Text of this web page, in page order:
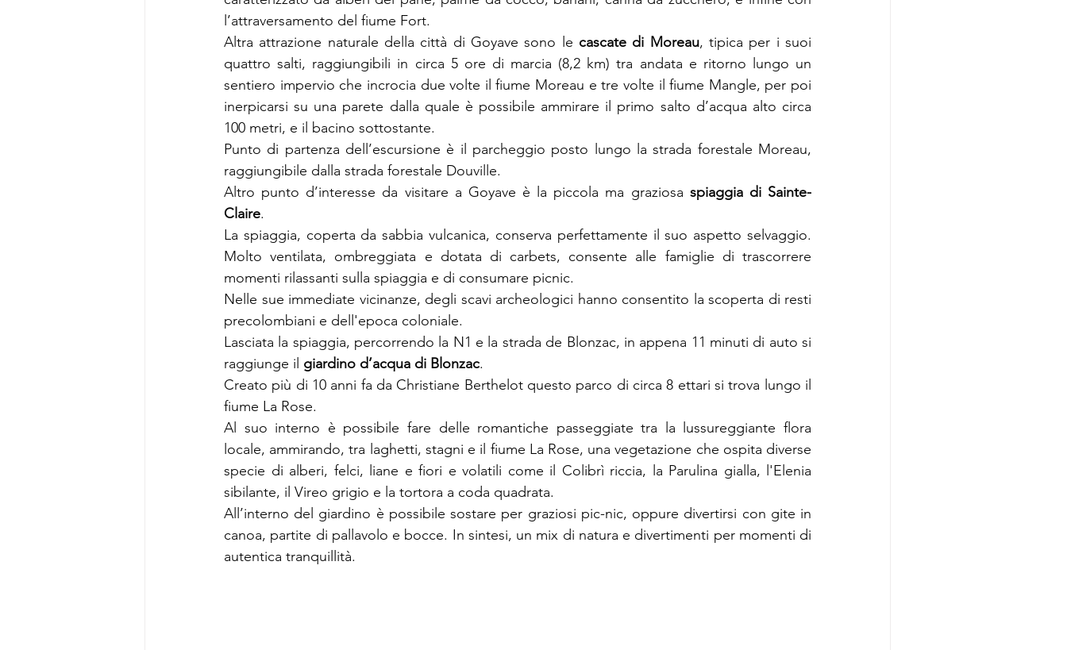
l’attraversamento del fiume Fort.
Altra attrazione naturale della città di Goyave sono le cascate di Moreau, tipica per i suoi
quattro salti, raggiungibili in circa 5 ore di marcia (8,2 km) tra andata e ritorno lungo un
sentiero impervio che incrocia due volte il fiume Moreau e tre volte il fiume Mangle, per poi
inerpicarsi su una parete dalla quale è possibile ammirare il primo salto d’acqua alto circa
100 metri, e il bacino sottostante.
Punto di partenza dell’escursione è il parcheggio posto lungo la strada forestale Moreau,
raggiungibile dalla strada forestale Douville.
Altro punto d’interesse da visitare a Goyave è la piccola ma graziosa spiaggia di Sainte-
Claire.
La spiaggia, coperta da sabbia vulcanica, conserva perfettamente il suo aspetto selvaggio.
Molto ventilata, ombreggiata e dotata di carbets, consente alle famiglie di trascorrere
momenti rilassanti sulla spiaggia e di consumare picnic.
Nelle sue immediate vicinanze, degli scavi archeologici hanno consentito la scoperta di resti
precolombiani e dell'epoca coloniale.
Lasciata la spiaggia, percorrendo la N1 e la strada de Blonzac, in appena 11 minuti di auto si
raggiunge il giardino d’acqua di Blonzac.
Creato più di 10 anni fa da Christiane Berthelot questo parco di circa 8 ettari si trova lungo il
fiume La Rose.
Al suo interno è possibile fare delle romantiche passeggiate tra la lussureggiante flora
locale, ammirando, tra laghetti, stagni e il fiume La Rose, una vegetazione che ospita diverse
specie di alberi, felci, liane e fiori e volatili come il Colibrì riccia, la Parulina gialla, l'Elenia
sibilante, il Vireo grigio e la tortora a coda quadrata.
All’interno del giardino è possibile sostare per graziosi pic-nic, oppure divertirsi con gite in
canoa, partite di pallavolo e bocce. In sintesi, un mix di natura e divertimenti per momenti di
autentica tranquillità.